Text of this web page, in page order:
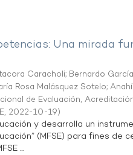
Una mirada
Caracholi; Bernardo
Rosa Malásquez Sotelo;
de Evaluación,
, 2022-10-19)
y desarrolla un
(MFSE) para fines de
...